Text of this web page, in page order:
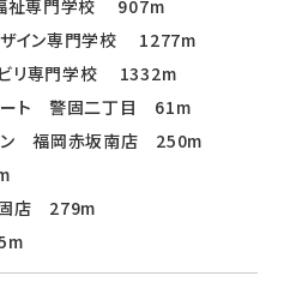
福祉専門学校 907m
ザイン専門学校 1277m
ビリ専門学校 1332m
ート 警固二丁目 61m
ン 福岡赤坂南店 250m
店 279m